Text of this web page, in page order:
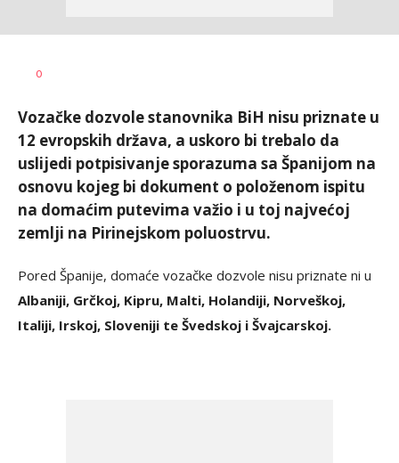
AUTOR
0
Vozačke dozvole stanovnika BiH nisu priznate u
12 evropskih država, a uskoro bi trebalo da
uslijedi potpisivanje sporazuma sa Španijom na
osnovu kojeg bi dokument o položenom ispitu
na domaćim putevima važio i u toj najvećoj
zemlji na Pirinejskom poluostrvu.
Pored Španije, domaće vozačke dozvole nisu priznate ni u
Albaniji, Grčkoj, Kipru, Malti, Holandiji, Norveškoj,
Italiji, Irskoj, Sloveniji te Švedskoj i Švajcarskoj.